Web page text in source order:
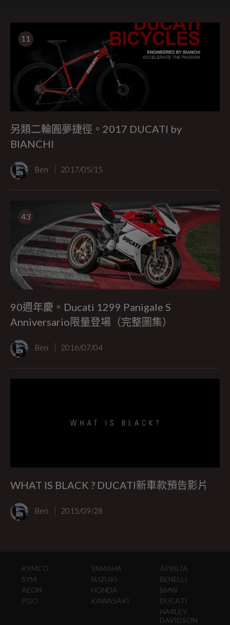
11
另類二輪圓夢捷徑。2017 DUCATI by
BIANCHI
Ben 2017/05/15
43
90週年慶。Ducati 1299 Panigale S
Anniversario限量登場（完整圖集）
Ben 2016/07/04
WHAT IS BLACK ? DUCATI新車款預告影片
Ben 2015/09/28
KYMCO
SYM
AEON
PGO
YAMAHA
SUZUKI
HONDA
KAWASAKI
APRILIA
BENELLI
BMW
DUCATI
HARLEY-
DAVIDSON